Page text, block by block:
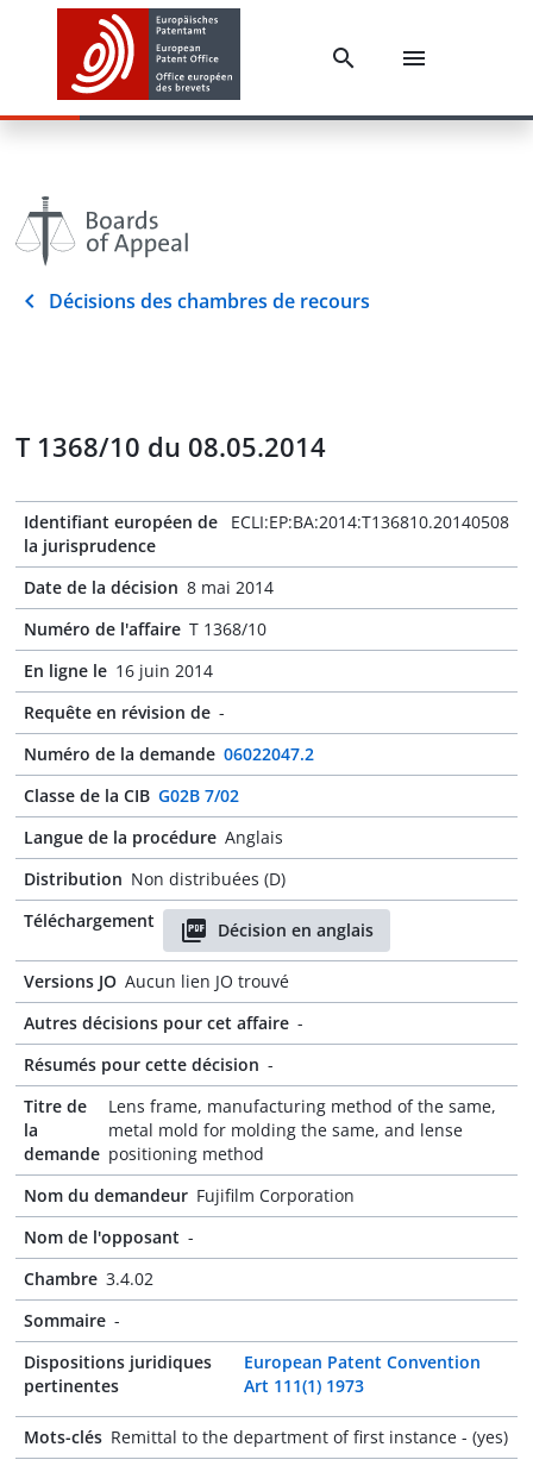
Décisions des chambres de recours
T 1368/10 du 08.05.2014
Identifiant européen de
la jurisprudence
ECLI:EP:BA:2014:T136810.20140508
Date de la décision 8 mai 2014
Numéro de l'affaire T 1368/10
En ligne le 16 juin 2014
Requête en révision de -
Numéro de la demande 06022047.2
Classe de la CIB G02B 7/02
Langue de la procédure Anglais
Distribution Non distribuées (D)
Téléchargement
Décision en anglais
Versions JO Aucun lien JO trouvé
Autres décisions pour cet affaire -
Résumés pour cette décision -
Titre de
la
demande
Lens frame, manufacturing method of the same,
metal mold for molding the same, and lense
positioning method
Nom du demandeur Fujifilm Corporation
Nom de l'opposant -
Chambre 3.4.02
Sommaire -
Dispositions juridiques
pertinentes
European Patent Convention
Art 111(1) 1973
Mots-clés Remittal to the department of first instance - (yes)